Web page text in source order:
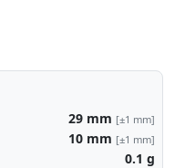
29 mm [±1 mm]
10 mm [±1 mm]
0.1 g